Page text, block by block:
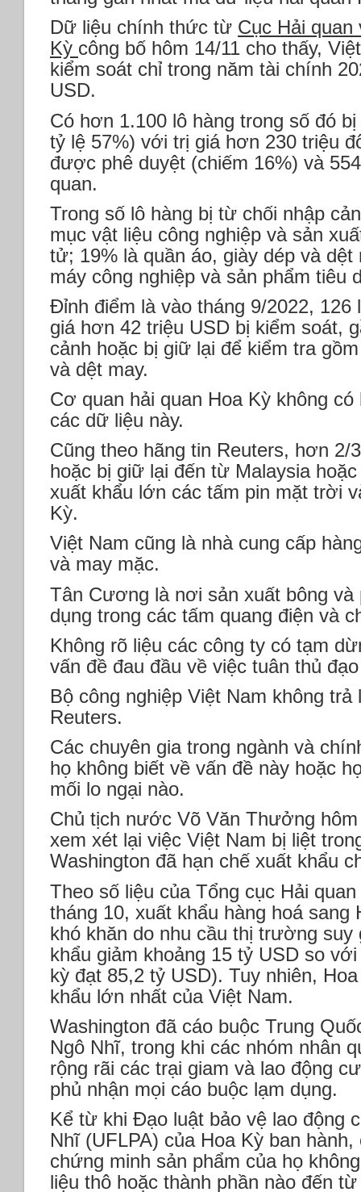
Dữ liệu chính thức từ Cục Hải quan
Kỳ công bố hôm 14/11 cho thấy,
kiểm soát chỉ trong năm tài chính
USD.
Có hơn 1.100 lô hàng trong số đó
tỷ lệ 57%) với trị giá hơn 230 triệu
được phê duyệt (chiếm 16%) và
quan.
Trong số lô hàng bị từ chối nhập
mục vật liệu công nghiệp và sản
tử; 19% là quần áo, giày dép và
máy công nghiệp và sản phẩm tiêu
Đỉnh điểm là vào tháng 9/2022, 126
giá hơn 42 triệu USD bị kiểm soát,
cảnh hoặc bị giữ lại để kiểm tra
và dệt may.
Cơ quan hải quan Hoa Kỳ không
các dữ liệu này.
Cũng theo hãng tin Reuters, hơn 2/
hoặc bị giữ lại đến từ Malaysia
xuất khẩu lớn các tấm pin mặt trời
Kỳ.
Việt Nam cũng là nhà cung cấp
và may mặc.
Tân Cương là nơi sản xuất bông
dụng trong các tấm quang điện và
Không rõ liệu các công ty có tạm
vấn đề đau đầu về việc tuân thủ
Bộ công nghiệp Việt Nam không
Reuters.
Các chuyên gia trong ngành và
họ không biết về vấn đề này hoặc
mối lo ngại nào.
Chủ tịch nước Võ Văn Thưởng
xem xét lại việc Việt Nam bị liệt
Washington đã hạn chế xuất khẩu
Theo số liệu của Tổng cục Hải
tháng 10, xuất khẩu hàng hoá sang
khó khăn do nhu cầu thị trường suy
khẩu giảm khoảng 15 tỷ USD so
kỳ đạt 85,2 tỷ USD). Tuy nhiên,
khẩu lớn nhất của Việt Nam.
Washington đã cáo buộc Trung
Ngô Nhĩ, trong khi các nhóm nhân
rộng rãi các trại giam và lao động
phủ nhận mọi cáo buộc lạm dụng.
Kể từ khi Đạo luật bảo vệ lao động
Nhĩ (UFLPA) của Hoa Kỳ ban
chứng minh sản phẩm của họ
liệu thô hoặc thành phần nào đến